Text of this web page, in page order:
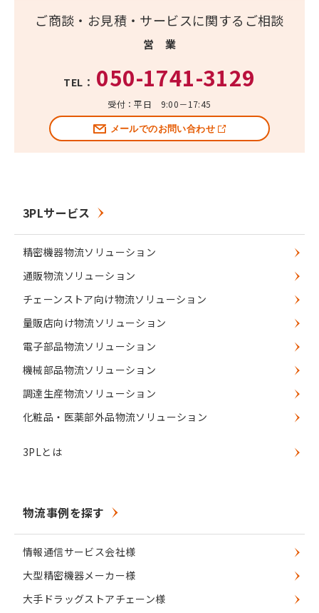
ご商談・お見積・サービスに関するご相談
営 業
TEL： 050-1741-3129
受付：平日 9:00－17:45
メールでのお問い合わせ
3PLサービス
精密機器物流ソリューション
通販物流ソリューション
チェーンストア向け物流ソリューション
量販店向け物流ソリューション
電子部品物流ソリューション
機械部品物流ソリューション
調達生産物流ソリューション
化粧品・医薬部外品物流ソリューション
3PLとは
物流事例を探す
情報通信サービス会社様
大型精密機器メーカー様
大手ドラッグストアチェーン様